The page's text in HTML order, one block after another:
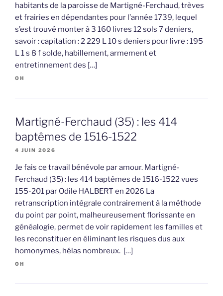
habitants de la paroisse de Martigné-Ferchaud, trèves
et frairies en dépendantes pour l’année 1739, lequel
s’est trouvé monter à 3 160 livres 12 sols 7 deniers,
savoir : capitation : 2 229 L 10 s deniers pour livre : 195
L 1 s 8 f solde, habillement, armement et
entretinnement des […]
OH
Martigné-Ferchaud (35) : les 414
baptêmes de 1516-1522
4 JUIN 2026
Je fais ce travail bénévole par amour. Martigné-
Ferchaud (35) : les 414 baptêmes de 1516-1522 vues
155-201 par Odile HALBERT en 2026 La
retranscription intégrale contrairement à la méthode
du point par point, malheureusement florissante en
généalogie, permet de voir rapidement les familles et
les reconstituer en éliminant les risques dus aux
homonymes, hélas nombreux. […]
OH